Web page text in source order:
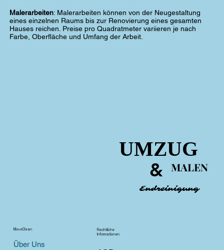
Malerarbeiten: Malerarbeiten können von der Neugestaltung
eines einzelnen Raums bis zur Renovierung eines gesamten
Hauses reichen. Preise pro Quadratmeter variieren je nach
Farbe, Oberfläche und Umfang der Arbeit.
MALEN
MALEN
&
&
UMZUG
UMZUG
Endreinigung
Endreinigung
Über Uns
MoveClean
Rechtliche
Informationen